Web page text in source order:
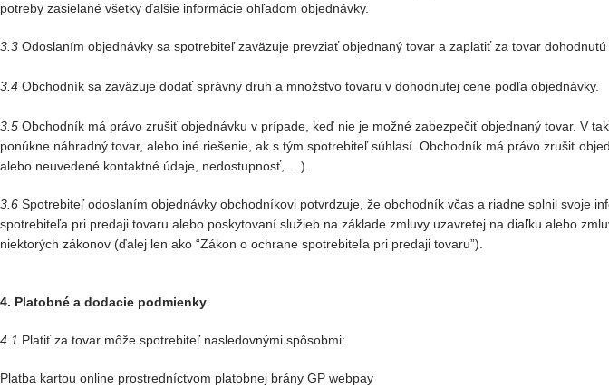
potreby zasielané všetky ďalšie informácie ohľadom objednávky.
3.3 Odoslaním objednávky sa spotrebiteľ zaväzuje prevziať objednaný tovar a zaplatiť za tovar dohodnutú
3.4 Obchodník sa zaväzuje dodať správny druh a množstvo tovaru v dohodnutej cene podľa objednávky.
3.5 Obchodník má právo zrušiť objednávku v prípade, keď nie je možné zabezpečiť objednaný tovar. V
ponúkne náhradný tovar, alebo iné riešenie, ak s tým spotrebiteľ súhlasí. Obchodník má právo zrušiť
alebo neuvedené kontaktné údaje, nedostupnosť, …).
3.6 Spotrebiteľ odoslaním objednávky obchodníkovi potvrdzuje, že obchodník včas a riadne splnil svoje
spotrebiteľa pri predaji tovaru alebo poskytovaní služieb na základe zmluvy uzavretej na diaľku alebo
niektorých zákonov (ďalej len ako “Zákon o ochrane spotrebiteľa pri predaji tovaru”).
4. Platobné a dodacie podmienky
4.1 Platiť za tovar môže spotrebiteľ nasledovnými spôsobmi:
Platba kartou online prostredníctvom platobnej brány GP webpay